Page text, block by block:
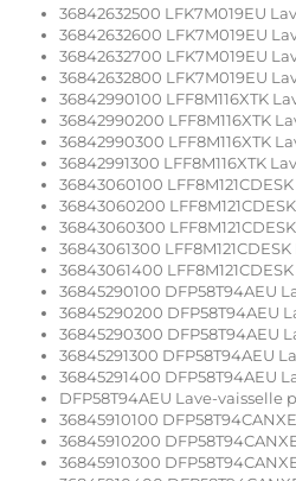
36842632500 LFK7M019EU
36842632600 LFK7M019EU
36842632700 LFK7M019EU
36842632800 LFK7M019EU
36842990100 LFF8M116XTK
36842990200 LFF8M116XTK
36842990300 LFF8M116XTK
36842991300 LFF8M116XTK
36843060100
36843060200
36843060300
36843061300
36843061400
36845290100 DFP58T94AEU
36845290200 DFP58T94AEU
36845290300 DFP58T94AEU
36845291300 DFP58T94AEU
36845291400 DFP58T94AEU
DFP58T94AEU Lave-vaisselle
36845910100
36845910200
36845910300